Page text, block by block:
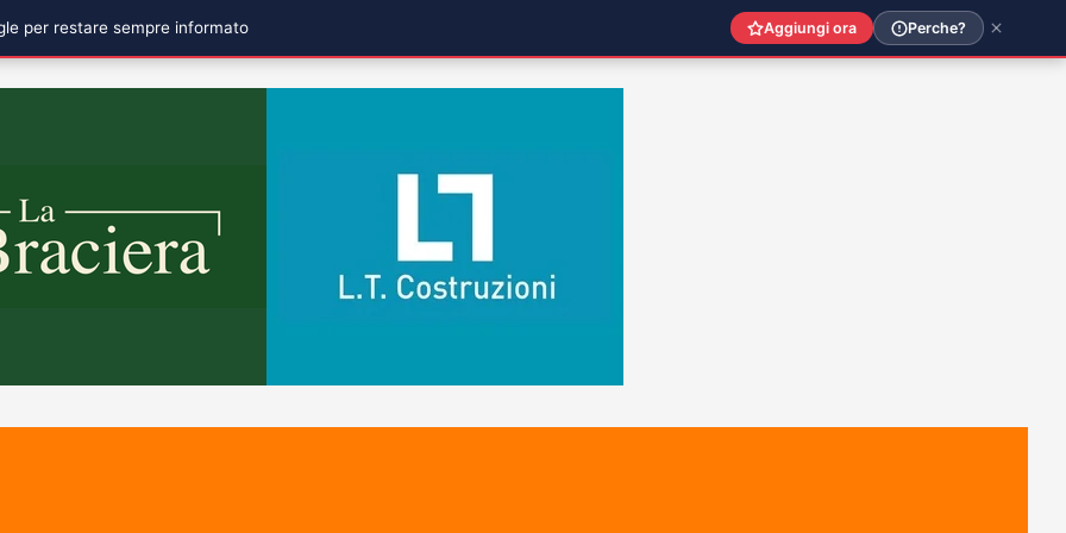
per restare sempre informato Aggiungi ora Perche?